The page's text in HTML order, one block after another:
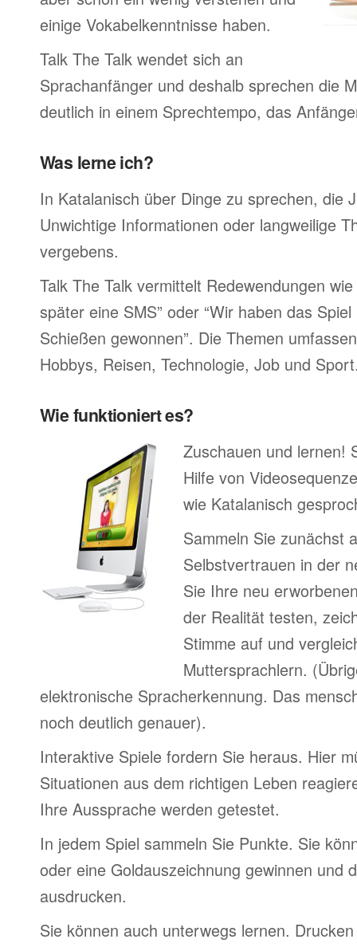
einige Vokabelkenntnisse haben.
Talk The Talk wendet sich an
Sprachanfänger und deshalb sprechen die
deutlich in einem Sprechtempo, das
Was lerne ich?
In Katalanisch über Dinge zu sprechen, die
Unwichtige Informationen oder langweilige
vergebens.
Talk The Talk vermittelt Redewendungen
später eine SMS” oder “Wir haben das
Schießen gewonnen”. Die Themen
Hobbys, Reisen, Technologie, Job und
Wie funktioniert es?
Zuschauen und lernen!
Hilfe von
wie Katalanisch
Sammeln Sie zunächst
Selbstvertrauen in der
Sie Ihre neu
der Realität testen,
Stimme auf und
Muttersprachlern.
elektronische Spracherkennung. Das
noch deutlich genauer).
Interaktive Spiele fordern Sie heraus. Hier
Situationen aus dem richtigen Leben
Ihre Aussprache werden getestet.
In jedem Spiel sammeln Sie Punkte. Sie
oder eine Goldauszeichnung gewinnen und
ausdrucken.
Sie können auch unterwegs lernen.